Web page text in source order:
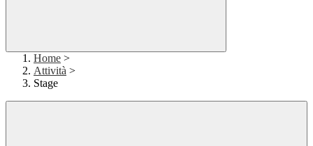
Home >
Attività >
Stage